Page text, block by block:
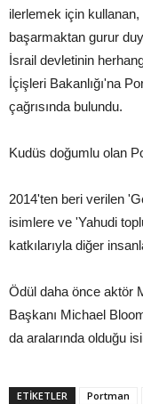
ilerlemek için
başarmaktan gurur
İsrail devletinin
İçişleri Bakanlığı'na
çağrısında bulundu.
Kudüs doğumlu olan
2014'ten beri verilen
isimlere ve 'Yahudi
katkılarıyla diğer
Ödül daha önce aktör
Başkanı Michael
da aralarında olduğu
ETİKETLER Portman